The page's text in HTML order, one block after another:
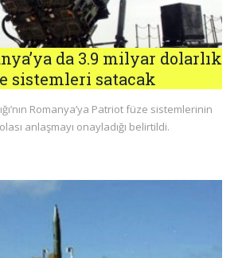
da 3.9 milyar dolarlık
sistemleri satacak
Romanya’ya Patriot füze sistemlerinin
anlaşmayı onayladığı belirtildi.